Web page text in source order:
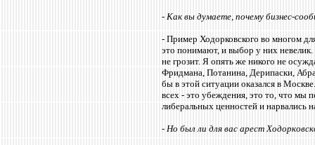
- Как вы думаете, почему бизнес-
- Пример Ходорковского во многом
это понимают, и выбор у них невелик.
не грозит. Я опять же никого не
Фридмана, Потанина, Дерипаски,
бы в этой ситуации оказался в
всех - это убеждения, это то, что мы
либеральных ценностей и нарвались
- Но был ли для вас арест